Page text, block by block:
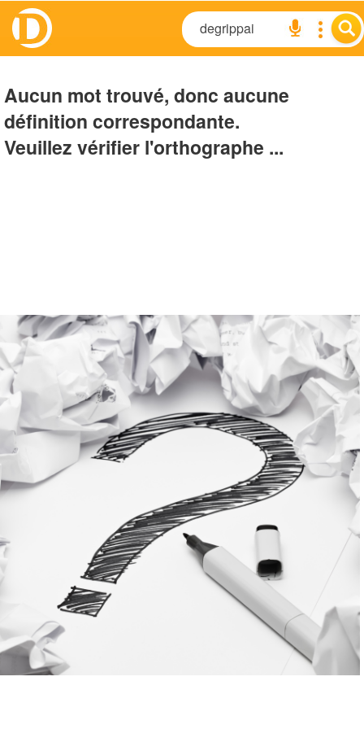
Aucun mot trouvé, donc aucune
définition correspondante.
Veuillez vérifier l'orthographe ...